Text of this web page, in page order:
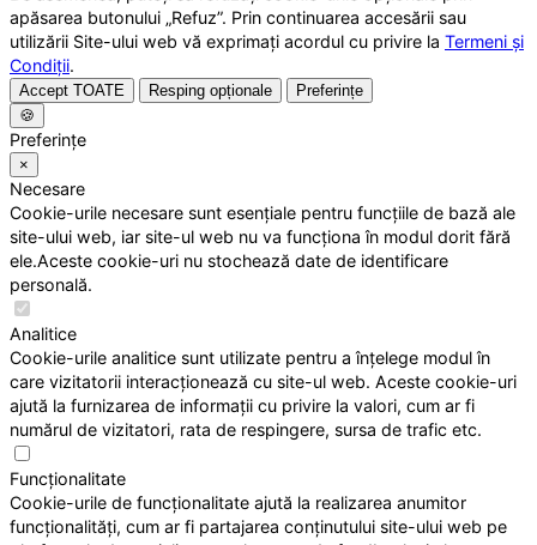
apăsarea butonului „Refuz”. Prin continuarea accesării sau
utilizării Site-ului web vă exprimați acordul cu privire la Termeni și
Condiții.
Accept TOATE Resping opționale
Preferințe
🍪
Preferințe
×
Necesare
Cookie-urile necesare sunt esențiale pentru funcțiile de bază ale
site-ului web, iar site-ul web nu va funcționa în modul dorit fără
ele.Aceste cookie-uri nu stochează date de identificare
personală.
Analitice
Cookie-urile analitice sunt utilizate pentru a înțelege modul în
care vizitatorii interacționează cu site-ul web. Aceste cookie-uri
ajută la furnizarea de informații cu privire la valori, cum ar fi
numărul de vizitatori, rata de respingere, sursa de trafic etc.
Funcționalitate
Cookie-urile de funcționalitate ajută la realizarea anumitor
funcționalități, cum ar fi partajarea conținutului site-ului web pe